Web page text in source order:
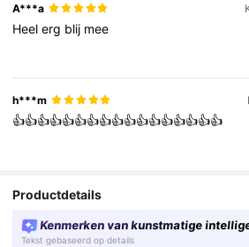
A***a
Heelerg blij mee
h***m
👍👍👍👍👍👍👍👍👍👍👍👍👍👍👍👍👍
Productdetails
Kenmerken van kunstmatige
Tekst gebaseerd op details